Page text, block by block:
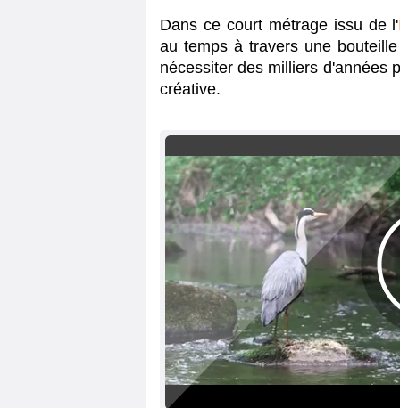
Dans ce court métrage issu de l'
au temps à travers une
nécessiter des milliers d'années
créative.